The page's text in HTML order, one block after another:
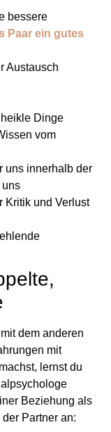
bessere
Paar ein gutes
Austausch
Dinge
vom
uns innerhalb der
uns
Kritik und Verlust
dem anderen
mit
lernst du
Beziehung als
Partner an: